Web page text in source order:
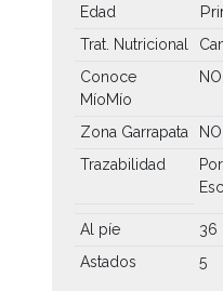
Edad
Trat. Nutricional
Conoce
MíoMío
NO
Zona Garrapata
NO
Trazabilidad
Al píe
36
Astados
5